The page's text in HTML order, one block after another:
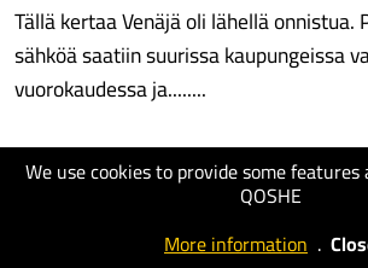
We use cookies to provide some features
QOSHE
More information .
Tällä kertaa Venäjä oli lähellä onnistua.
sähköä saatiin suurissa kaupungeissa
vuorokaudessa ja........
© Maaseudun Tulevaisuus